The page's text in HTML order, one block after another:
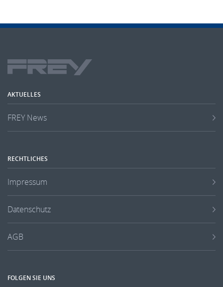
AKTUELLES
FREY News
RECHTLICHES
Impressum
Datenschutz
AGB
FOLGEN SIE UNS